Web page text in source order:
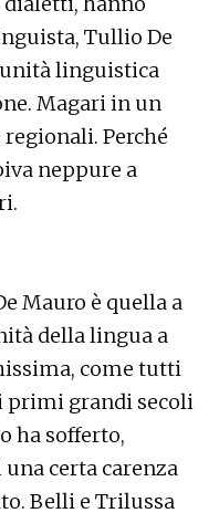
Tullio De
linguistica
Magari in un
Perché
neppure a
Mauro è quella a
della lingua a
come tutti
primi grandi secoli
ha sofferto,
certa carenza
Belli e Trilussa